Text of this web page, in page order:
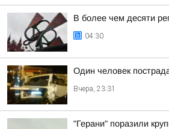
В более чем десяти
04:30
Один человек
Вчера, 23:31
"Герани" поразили